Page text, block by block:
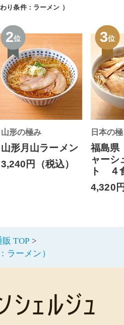
り条件： ラーメン ）
2位
山形の極み
山形月山ラーメン
3,240円（税込）
3位
日本の
福島
ャーシ
ト ４
4,320
TOP
ラーメン）